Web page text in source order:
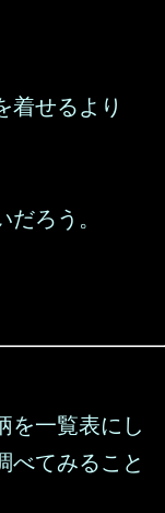
着せるより
ろう。
を一覧表にし
べてみること